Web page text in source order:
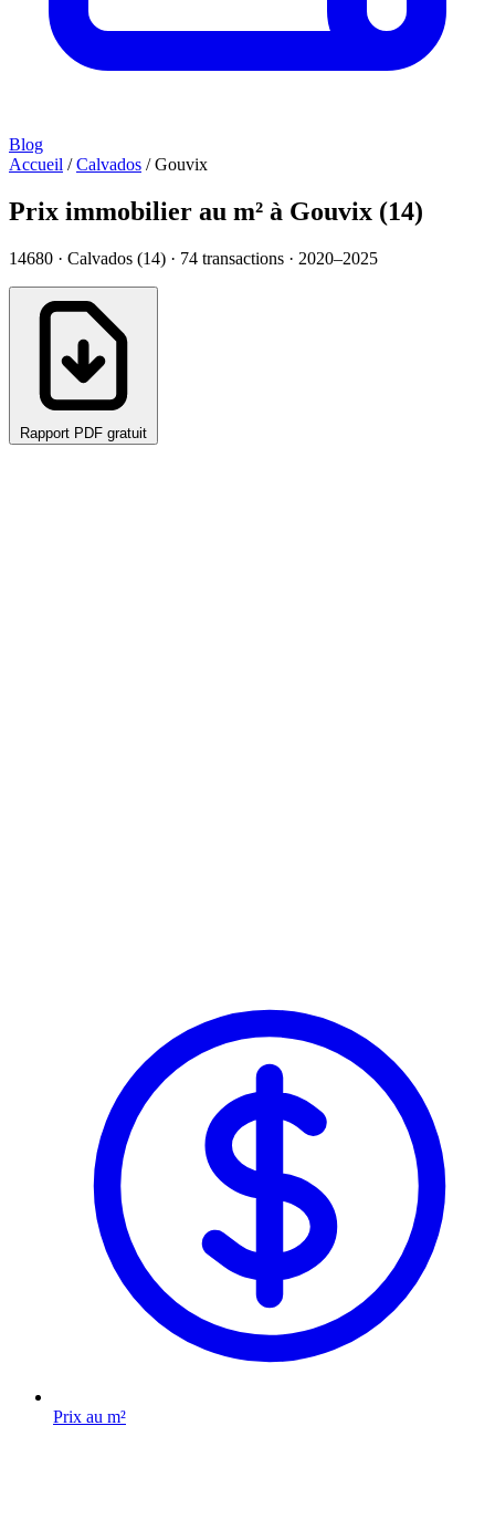
Blog
Accueil / Calvados / Gouvix
Prix immobilier au m² à Gouvix (14)
14680 · Calvados (14) · 74 transactions · 2020–2025
Rapport PDF gratuit
Prix au m²